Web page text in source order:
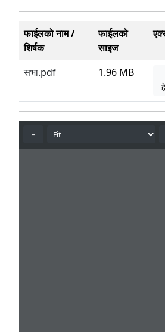
फाईलको नाम /
शिर्षक
फाईलको
साइज
सभा.pdf 1.96 MB